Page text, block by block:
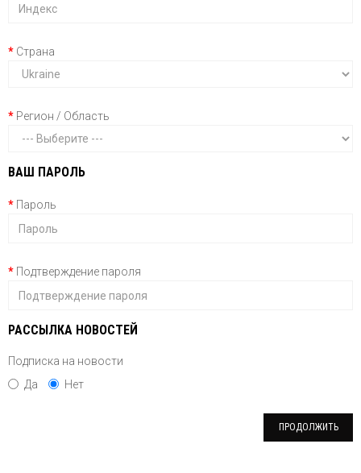
Страна
Регион / Область
ВАШ ПАРОЛЬ
Пароль
Подтверждение пароля
РАССЫЛКА НОВОСТЕЙ
Подписка на новости
Да
Нет